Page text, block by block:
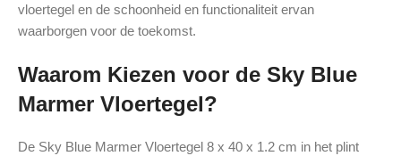
vloertegel en de schoonheid en functionaliteit ervan
waarborgen voor de toekomst.
Waarom Kiezen voor de Sky Blue
Marmer Vloertegel?
De Sky Blue Marmer Vloertegel 8 x 40 x 1.2 cm in het plint